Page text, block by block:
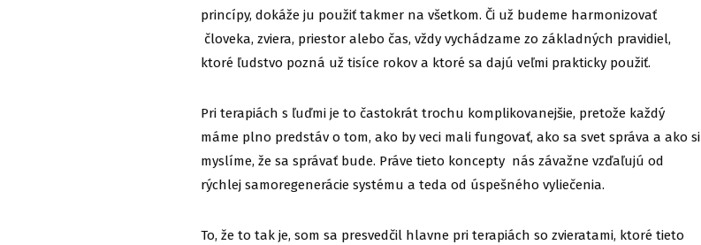
princípy, dokáže ju použiť takmer na všetkom. Či už budeme harmonizovať
človeka, zviera, priestor alebo čas, vždy vychádzame zo základných pravidiel,
ktoré ľudstvo pozná už tisíce rokov a ktoré sa dajú veľmi prakticky použiť.
Pri terapiách s ľuďmi je to častokrát trochu komplikovanejšie, pretože každý
máme plno predstáv o tom, ako by veci mali fungovať, ako sa svet správa a ako si
myslíme, že sa správať bude. Práve tieto koncepty nás závažne vzďaľujú od
rýchlej samoregenerácie systému a teda od úspešného vyliečenia.
To, že to tak je, som sa presvedčil hlavne pri terapiách so zvieratami, ktoré tieto